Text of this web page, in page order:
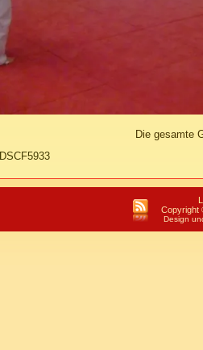
Die gesamte
DSCF5933
Copyright
Design